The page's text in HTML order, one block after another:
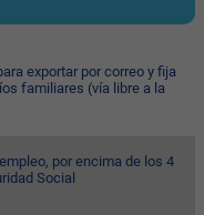
exportar por correo y fija
familiares (vía libre a la
por encima de los 4
Social